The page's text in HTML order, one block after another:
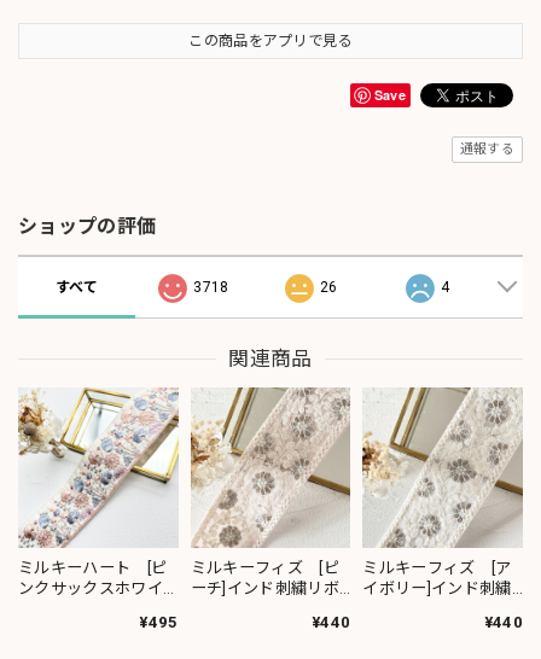
この商品をアプリで見る
Save
通報する
ショップの評価
すべて 3718 26 4
関連商品
ミルキーハート [ピ
ンクサックスホワイ
¥495
ミルキーフィズ [ピ
ーチ]インド刺繍リボ
¥440
ミルキーフィズ [ア
イボリー]インド刺繍
¥440